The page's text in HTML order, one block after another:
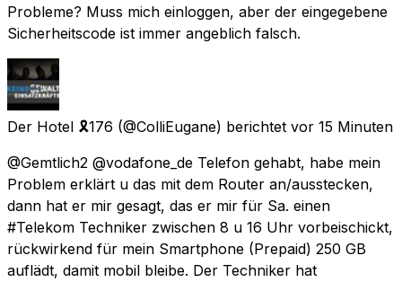
Probleme? Muss mich einloggen, aber der eingegebene
Sicherheitscode ist immer angeblich falsch.
Der Hotel 🎗️176 (@ColliEugane) berichtet vor 15 Minuten
@Gemtlich2 @vodafone_de Telefon gehabt, habe mein
Problem erklärt u das mit dem Router an/ausstecken,
dann hat er mir gesagt, das er mir für Sa. einen
#Telekom Techniker zwischen 8 u 16 Uhr vorbeischickt,
rückwirkend für mein Smartphone (Prepaid) 250 GB
auflädt, damit mobil bleibe. Der Techniker hat